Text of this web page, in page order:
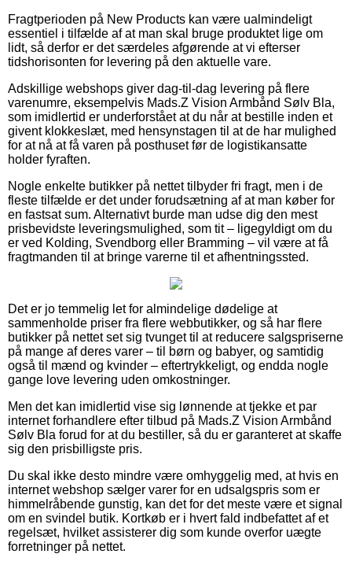
Fragtperioden på New Products kan være ualmindeligt
essentiel i tilfælde af at man skal bruge produktet lige om
lidt, så derfor er det særdeles afgørende at vi efterser
tidshorisonten for levering på den aktuelle vare.
Adskillige webshops giver dag-til-dag levering på flere
varenumre, eksempelvis Mads.Z Vision Armbånd Sølv Bla,
som imidlertid er underforstået at du når at bestille inden et
givent klokkeslæt, med hensynstagen til at de har mulighed
for at nå at få varen på posthuset før de logistikansatte
holder fyraften.
Nogle enkelte butikker på nettet tilbyder fri fragt, men i de
fleste tilfælde er det under forudsætning af at man køber for
en fastsat sum. Alternativt burde man udse dig den mest
prisbevidste leveringsmulighed, som tit – ligegyldigt om du
er ved Kolding, Svendborg eller Bramming – vil være at få
fragtmanden til at bringe varerne til et afhentningssted.
Det er jo temmelig let for almindelige dødelige at
sammenholde priser fra flere webbutikker, og så har flere
butikker på nettet set sig tvunget til at reducere salgspriserne
på mange af deres varer – til børn og babyer, og samtidig
også til mænd og kvinder – eftertrykkeligt, og endda nogle
gange love levering uden omkostninger.
Men det kan imidlertid vise sig lønnende at tjekke et par
internet forhandlere efter tilbud på Mads.Z Vision Armbånd
Sølv Bla forud for at du bestiller, så du er garanteret at skaffe
sig den prisbilligste pris.
Du skal ikke desto mindre være omhyggelig med, at hvis en
internet webshop sælger varer for en udsalgspris som er
himmelråbende gunstig, kan det for det meste være et signal
om en svindel butik. Kortkøb er i hvert fald indbefattet af et
regelsæt, hvilket assisterer dig som kunde overfor uægte
forretninger på nettet.